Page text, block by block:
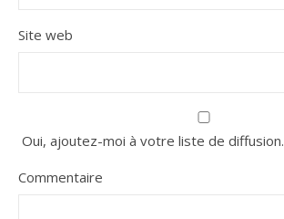
Site web
Oui, ajoutez-moi à votre liste de diffusion.
Commentaire